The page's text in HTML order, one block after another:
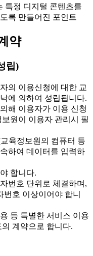
특정 디지털 콘텐츠를
록 만들어진 포인트
약
립)
의 이용신청에 대한 교
에 의하여 성립됩니다.
해 이용자가 이용 신청
원이 이용자 관리시 필
육정보원의 컴퓨터 등
하여 데이터를 입력하
합니다.
번호 단위로 체결하며,
번호 이상이어야 합니
등 특별한 서비스 이용
계약으로 합니다.